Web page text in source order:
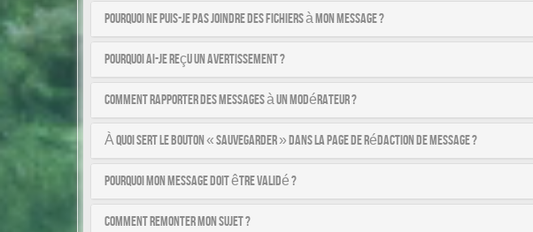
Pourquoi ne puis-je pas joindre des fichiers à mon message ?
Pourquoi ai-je reçu un avertissement ?
Comment rapporter des messages à un modérateur ?
À quoi sert le bouton « Sauvegarder » dans la page de rédaction de message ?
Pourquoi mon message doit être validé ?
Comment remonter mon sujet ?